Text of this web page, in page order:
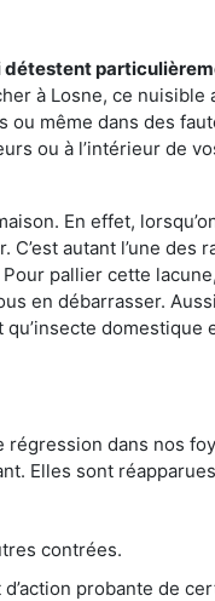
détestent
à Losne, ce
ou même dans des
ou à l’intérieur de
En effet,
autant l’une des
pallier cette
en débarrasser.
domestique
dans nos
Elles sont
contrées.
probante de